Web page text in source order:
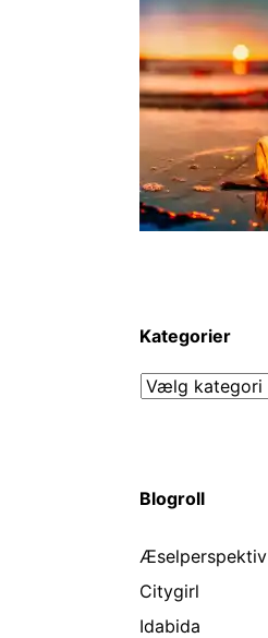
Kategorier
Kategorier
Blogroll
Æselperspektiv
Citygirl
Idabida